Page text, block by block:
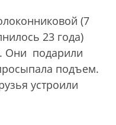
(7
23 года)
Они подарили
подъем.
устроили